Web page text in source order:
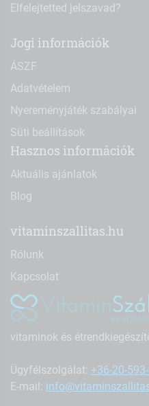
Elfelejtetted jelszavad?
Jogi információk
ÁSZF
Adatvételem
Nyereményjáték szabályai
Süti beállítások
Hasznos információk
Aktuális ajánlatok
Blog
vitaminszallitas.hu
Rólunk
Kapcsolat
vitaminok és
Ügyfélszolgálat: +36-20-
E-mail: